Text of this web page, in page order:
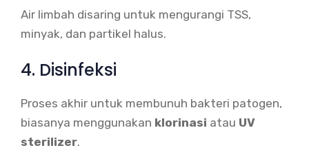
Air limbah disaring untuk mengurangi TSS,
minyak, dan partikel halus.
4. Disinfeksi
Proses akhir untuk membunuh bakteri patogen,
biasanya menggunakan klorinasi atau UV
sterilizer.